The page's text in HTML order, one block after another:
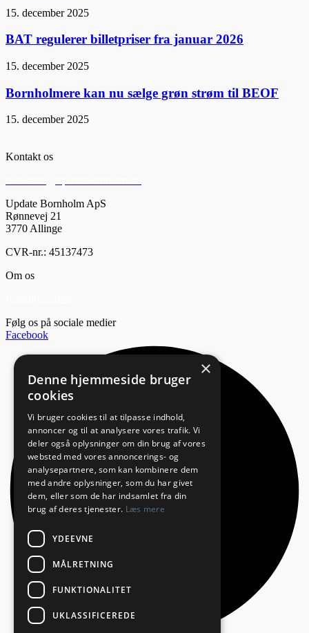
15. december 2025
BAT regulerer billetpriser fra januar 2026
15. december 2025
Bornholmere kan nu sælge grøn strøm til BEOF
15. december 2025
Kontakt os
Update Bornholm ApS
Rønnevej 21
3770 Allinge
CVR-nr.: 45137473
Om os
Følg os på sociale medier
Facebook
×
Denne hjemmeside bruger
cookies
Vi bruger cookies til at tilpasse indhold,
annoncer og til at analysere vores trafik. Vi
deler også oplysninger om din brug af vores
websted med vores annoncerings- og
analysepartnere, som kan kombinere dem
med andre oplysninger, som du har givet
dem, eller som de har indsamlet fra din
brug af deres tjenester. Læs mere
YDEEVNE
MÅLRETNING
FUNKTIONALITET
UKLASSIFICEREDE